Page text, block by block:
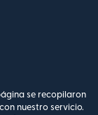
se recopilaron
nuestro servicio.